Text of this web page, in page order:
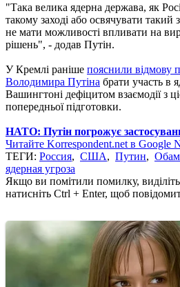
"Така велика ядерна держава, як
такому заході або освячувати такий
не мати можливості впливати на
рішень", - додав Путін.
У Кремлі раніше пояснили відмову
Володимира Путіна брати участь в
Вашингтоні дефіцитом взаємодії з
попередньої підготовки.
НАТО: Путін погрожує
Читайте Korrespondent.net в Google
ТЕГИ: Россия, США, Путин,
ядерная угроза
Якщо ви помітили помилку, виділіть
натисніть Ctrl + Enter, щоб